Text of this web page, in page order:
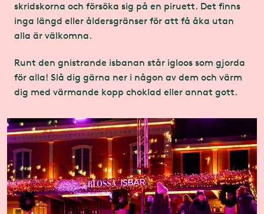
skridskorna och försöka sig på en piruett. Det finns
inga längd eller åldersgränser för att få åka utan
alla är välkomna.
Runt den gnistrande isbanan står igloos som gjorda
för alla! Slå dig gärna ner i någon av dem och värm
dig med värmande kopp choklad eller annat gott.